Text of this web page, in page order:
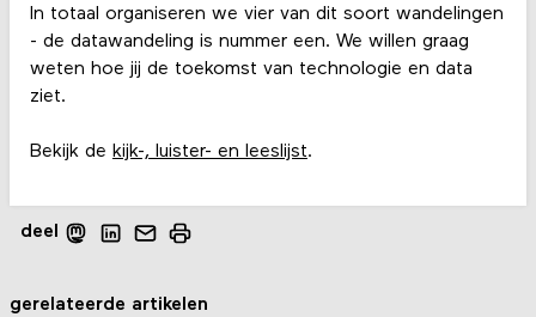
In totaal organiseren we vier van dit soort wandelingen
- de datawandeling is nummer een. We willen graag
weten hoe jij de toekomst van technologie en data
ziet.
Bekijk de kijk-, luister- en leeslijst.
deel
gerelateerde artikelen